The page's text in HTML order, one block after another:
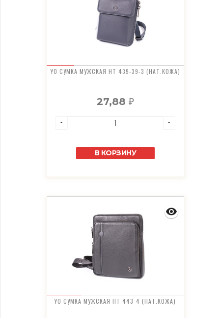
YO СУМКА МУЖСКАЯ HT 439-39-3 (НАТ.КОЖА)
27,88 ₽
В КОРЗИНУ
YO СУМКА МУЖСКАЯ HT 443-4 (НАТ.КОЖА)